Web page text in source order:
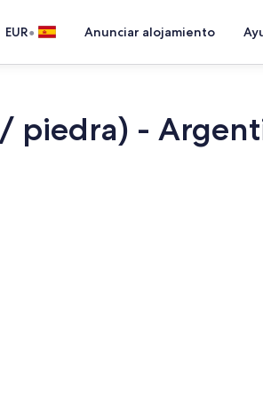
EUR• Anunciar alojamiento
piedra) -